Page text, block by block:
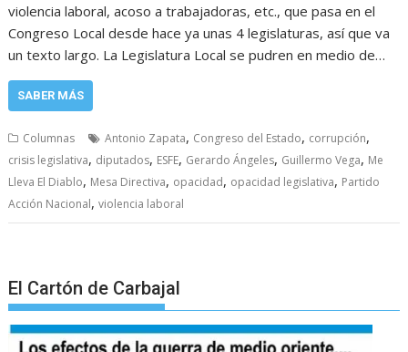
violencia laboral, acoso a trabajadoras, etc., que pasa en el
Congreso Local desde hace ya unas 4 legislaturas, así que va
un texto largo. La Legislatura Local se pudren en medio de…
SABER MÁS
Columnas Antonio Zapata, Congreso del Estado, corrupción,
crisis legislativa, diputados, ESFE, Gerardo Ángeles, Guillermo Vega, Me
Lleva El Diablo, Mesa Directiva, opacidad, opacidad legislativa, Partido
Acción Nacional,violencia laboral
El Cartón de Carbajal